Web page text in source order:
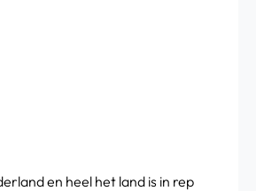
en heel het land is in rep